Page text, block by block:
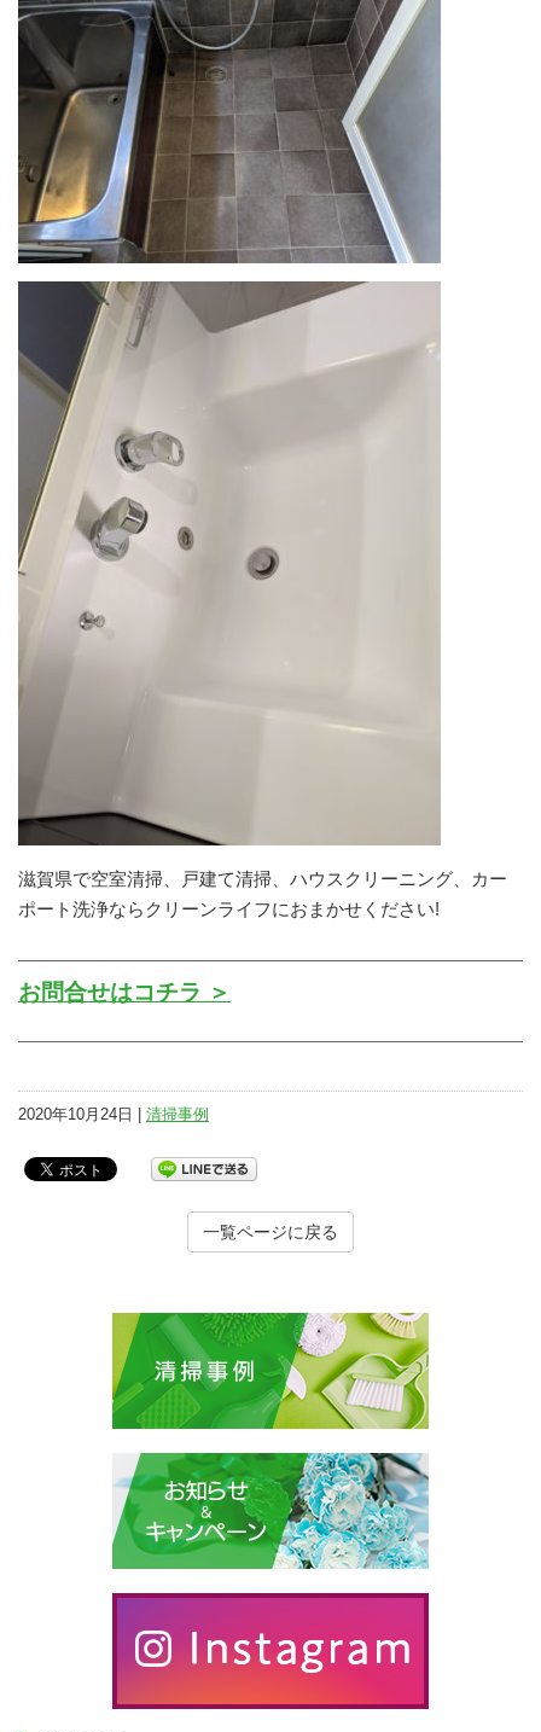
滋賀県で空室清掃、戸建て清掃、ハウスクリーニング、カー
ポート洗浄ならクリーンライフにおまかせください!
お問合せはコチラ ＞
2020年10月24日 | 清掃事例
一覧ページに戻る